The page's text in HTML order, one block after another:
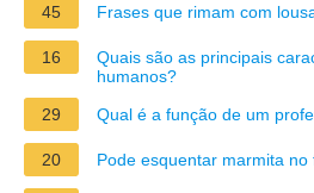
45 Frases que rimam com
16
Quais são as principais
humanos?
29
Qual é a função de um
20 Pode esquentar marmita no